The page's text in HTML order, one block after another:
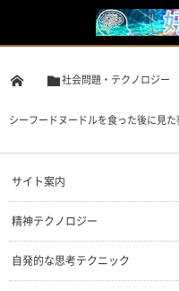
社会問題・テクノロジー
シーフードヌードルを食った後に見
サイト案内
精神テクノロジー
自発的な思考テクニック